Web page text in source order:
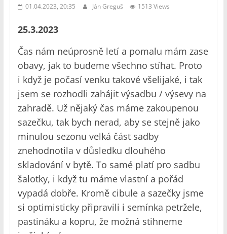
01.04.2023, 20:35 Ján Greguš 1513 Views
25.3.2023
Čas nám neúprosně letí a pomalu mám zase
obavy, jak to budeme všechno stíhat. Proto
i když je počasí venku takové všelijaké, i tak
jsem se rozhodli zahájit výsadbu / výsevy na
zahradě. Už nějaký čas máme zakoupenou
sazečku, tak bych nerad, aby se stejně jako
minulou sezonu velká část sadby
znehodnotila v důsledku dlouhého
skladování v bytě. To samé platí pro sadbu
šalotky, i když tu máme vlastní a pořád
vypadá dobře. Kromě cibule a sazečky jsme
si optimisticky připravili i semínka petržele,
pastináku a kopru, že možná stihneme